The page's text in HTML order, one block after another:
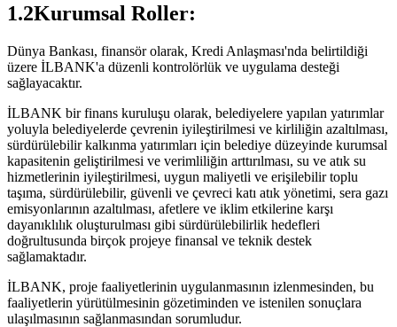
1.2Kurumsal Roller:
Dünya Bankası, finansör olarak, Kredi Anlaşması'nda belirtildiği
üzere İLBANK'a düzenli kontrolörlük ve uygulama desteği
sağlayacaktır.
İLBANK bir finans kuruluşu olarak, belediyelere yapılan yatırımlar
yoluyla belediyelerde çevrenin iyileştirilmesi ve kirliliğin azaltılması,
sürdürülebilir kalkınma yatırımları için belediye düzeyinde kurumsal
kapasitenin geliştirilmesi ve verimliliğin arttırılması, su ve atık su
hizmetlerinin iyileştirilmesi, uygun maliyetli ve erişilebilir toplu
taşıma, sürdürülebilir, güvenli ve çevreci katı atık yönetimi, sera gazı
emisyonlarının azaltılması, afetlere ve iklim etkilerine karşı
dayanıklılık oluşturulması gibi sürdürülebilirlik hedefleri
doğrultusunda birçok projeye finansal ve teknik destek
sağlamaktadır.
İLBANK, proje faaliyetlerinin uygulanmasının izlenmesinden, bu
faaliyetlerin yürütülmesinin gözetiminden ve istenilen sonuçlara
ulaşılmasının sağlanmasından sorumludur.